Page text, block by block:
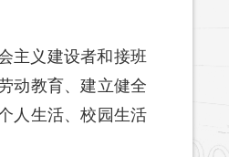
主义建设者和接班
动教育、建立健全
人生活、校园生活